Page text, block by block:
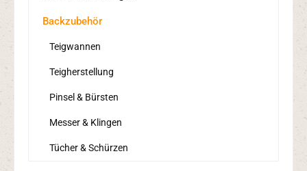
Backzubehör
Teigwannen
Teigherstellung
Pinsel & Bürsten
Messer & Klingen
Tücher & Schürzen